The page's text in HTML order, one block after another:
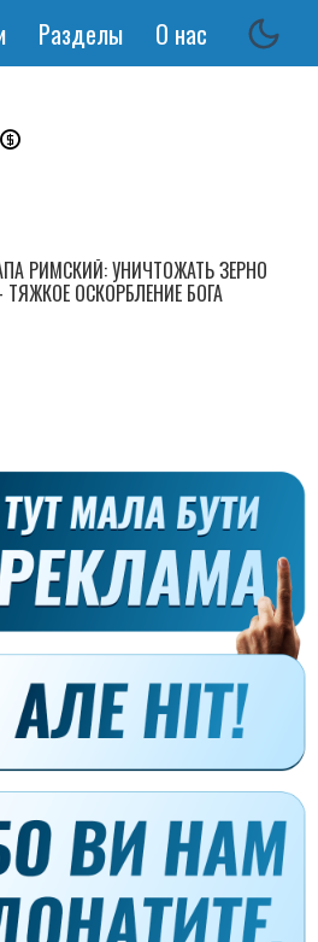
Разделы О нас
РИМСКИЙ: УНИЧТОЖАТЬ ЗЕРНО
ОСКОРБЛЕНИЕ БОГА